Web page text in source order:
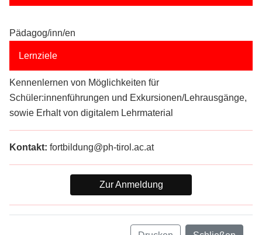
Pädagog/inn/en
Lernziele
Kennenlernen von Möglichkeiten für
Schüler:innenführungen und Exkursionen/Lehrausgänge,
sowie Erhalt von digitalem Lehrmaterial
Kontakt: fortbildung@ph-tirol.ac.at
Zur Anmeldung